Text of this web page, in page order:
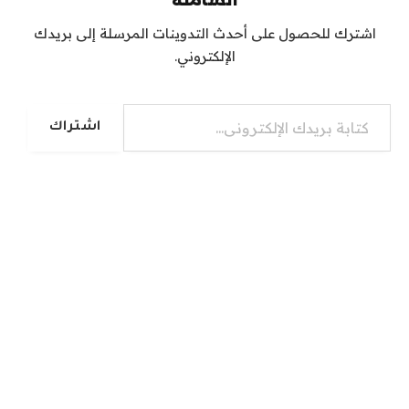
اشترك للحصول على أحدث التدوينات المرسلة إلى بريدك
الإلكتروني.
كتابة بريدك الإلكتروني...
اشتراك